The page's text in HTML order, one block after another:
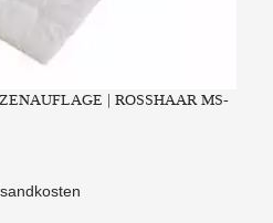
| ROSSHAAR MS-